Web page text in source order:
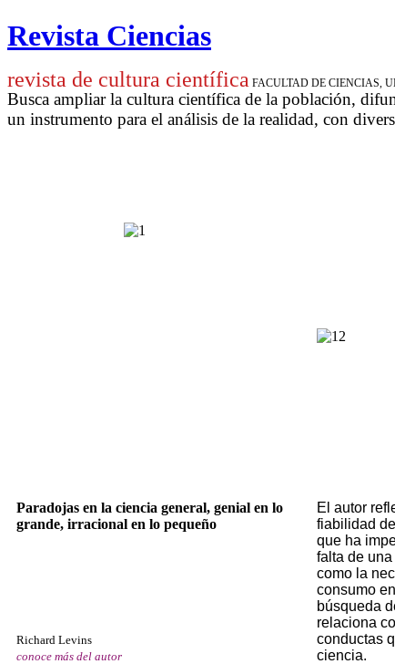
Revista Ciencias
revista de cultura científica FACULTAD DE CIENCIAS,
Busca ampliar la cultura científica de la población,
un instrumento para el análisis de la realidad, con
Paradojas en la ciencia general, genial en lo
grande, irracional en lo pequeño
El autor
fiabilidad
que ha
falta de
como la
consumo
búsqueda
relaciona
conductas
ciencia.
Richard Levins
conoce más del autor